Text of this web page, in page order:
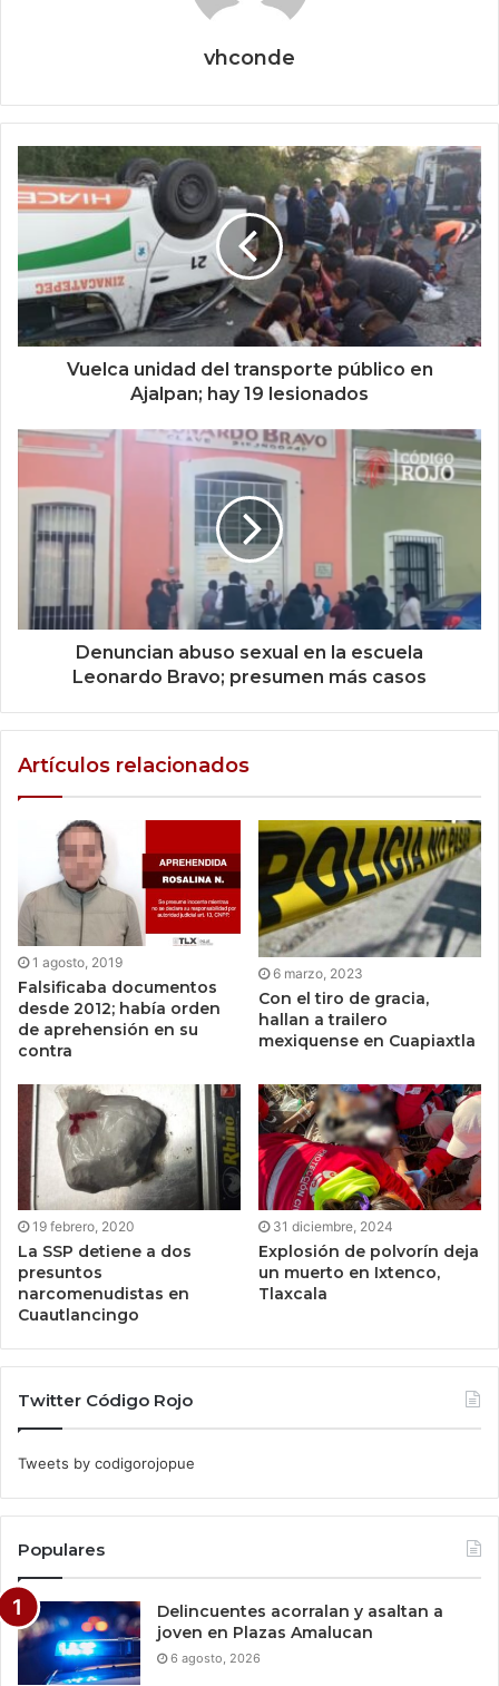
vhconde
Vuelca unidad del transporte público en
Ajalpan; hay 19 lesionados
Denuncian abuso sexual en la escuela
Leonardo Bravo; presumen más casos
Artículos relacionados
1 agosto, 2019
Falsificaba documentos
desde 2012; había orden
de aprehensión en su
contra
6 marzo, 2023
Con el tiro de gracia,
hallan a trailero
mexiquense en Cuapiaxtla
19 febrero, 2020
La SSP detiene a dos
presuntos
narcomenudistas en
Cuautlancingo
31 diciembre, 2024
Explosión de polvorín deja
un muerto en Ixtenco,
Tlaxcala
Twitter Código Rojo
Tweets by codigorojopue
Populares
Delincuentes acorralan y asaltan a
joven en Plazas Amalucan
6 agosto, 2026